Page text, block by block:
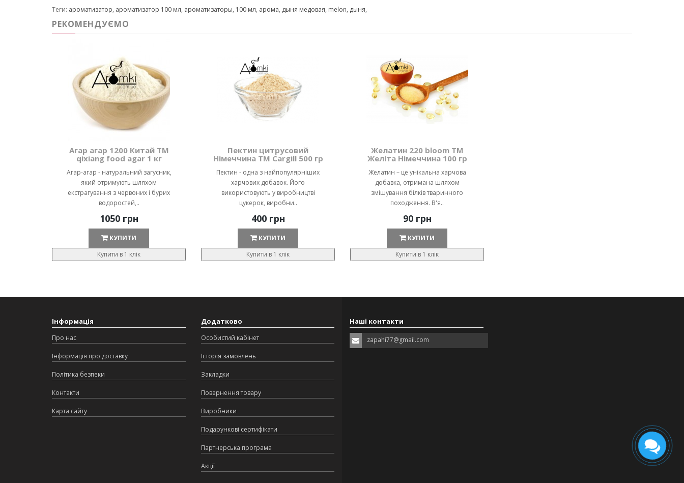
Теги: ароматизатор, ароматизатор 100 мл, ароматизаторы, 100 мл, арома, дыня медовая, melon, дыня,
РЕКОМЕНДУЄМО
Агар агар 1200 Китай ТМ
qixiang food agar 1 кг
Агар-агар - натуральний загусник,
який отримують шляхом
екстрагування з червоних і бурих
водоростей,..
1050 грн
КУПИТИ
Купити в 1 клік
Пектин цитрусовий
Німеччина ТМ Cargill 500 гр
Пектин - одна з найпопулярніших
харчових добавок. Його
використовують у виробництві
цукерок, виробни..
400 грн
КУПИТИ
Купити в 1 клік
Желатин 220 bloom ТМ
Желіта Німеччина 100 гр
Желатин – це унікальна харчова
добавка, отримана шляхом
змішування білків тваринного
походження. В'я..
90 грн
КУПИТИ
Купити в 1 клік
Інформація
Про нас
Інформація про доставку
Політика безпеки
Контакти
Карта сайту
Додатково
Особистий кабінет
Історія замовлень
Закладки
Повернення товару
Виробники
Подарункові сертифікати
Партнерська програма
Акції
Наші контакти
zapahi77@gmail.com